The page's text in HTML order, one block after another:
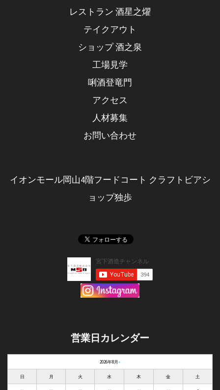
レストラン 酒星之燿
テイクアウト
ショップ 酒之泉
工場見学
唎酒登竜門
アクセス
人材募集
お問い合わせ
イオンモール岡山4階フードコート クラフトビアシ
ョップ独歩
営業日カレンダー
2026年8月»
日 月 火 水 木 金 土